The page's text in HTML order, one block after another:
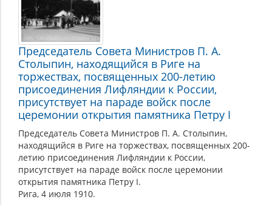
Председатель Совета Министров П. А.
Столыпин, находящийся в Риге на
торжествах, посвященных 200-летию
присоединения Лифляндии к России,
присутствует на параде войск после
церемонии открытия памятника Петру I
Председатель Совета Министров П. А. Столыпин,
находящийся в Риге на торжествах, посвященных 200-
летию присоединения Лифляндии к России,
присутствует на параде войск после церемонии
открытия памятника Петру I.
Рига, 4 июля 1910.